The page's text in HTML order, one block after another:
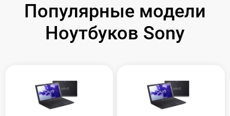
Популярные модели
Ноутбуков Sony